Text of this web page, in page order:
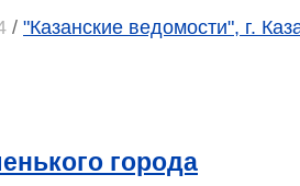
/ "Казанские ведомости", г.
города